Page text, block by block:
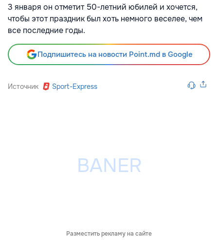
3 января он отметит 50-летний юбилей и хочется,
чтобы этот праздник был хоть немного веселее, чем
все последние годы.
Подпишитесь на новости Point.md в Google
Источник Sport-Express
Разместить рекламу на сайте